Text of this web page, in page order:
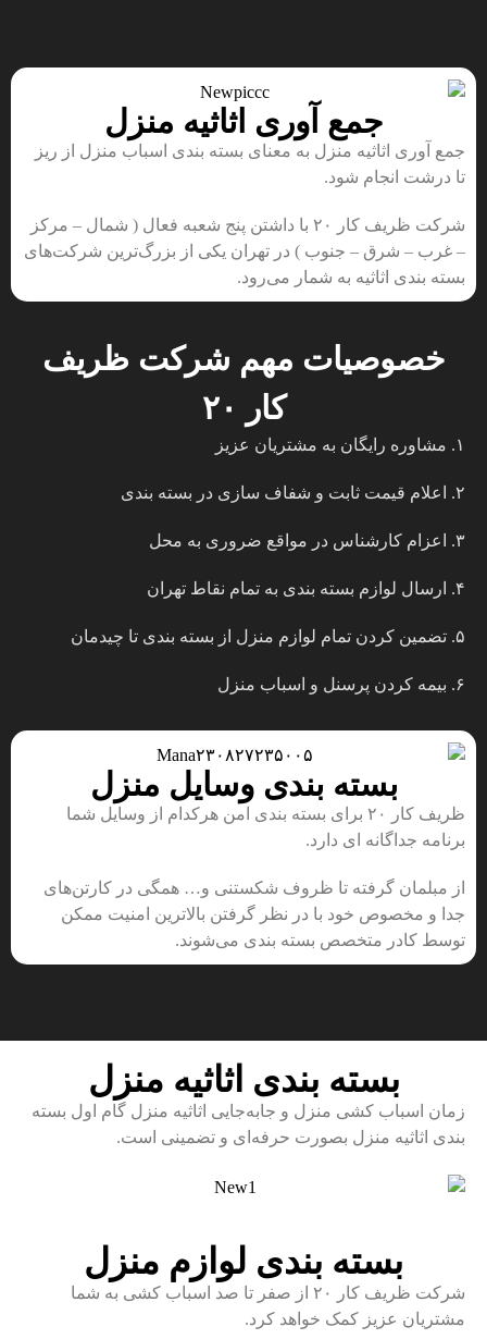
جمع آوری اثاثیه منزل
جمع آوری اثاثیه منزل به معنای بسته بندی اسباب منزل از ریز
تا درشت انجام شود.
شرکت ظریف کار ۲۰ با داشتن پنج شعبه فعال ( شمال – مرکز
– غرب – شرق – جنوب ) در تهران یکی از بزرگ‌ترین شرکت‌های
بسته بندی اثاثیه به شمار می‌رود.
خصوصیات مهم شرکت ظریف
کار ۲۰
۱. مشاوره رایگان به مشتریان عزیز
۲. اعلام قیمت ثابت و شفاف سازی در بسته بندی
۳. اعزام کارشناس در مواقع ضروری به محل
۴. ارسال لوازم بسته بندی به تمام نقاط تهران
۵. تضمین کردن تمام لوازم منزل از بسته بندی تا چیدمان
۶. بیمه کردن پرسنل و اسباب منزل
بسته بندی وسایل منزل
ظریف کار ۲۰ برای بسته بندی امن هرکدام از وسایل شما
برنامه جداگانه ای دارد.
از مبلمان گرفته تا ظروف شکستنی و… همگی در کارتن‌های
جدا و مخصوص خود با در نظر گرفتن بالاترین امنیت ممکن
توسط کادر متخصص بسته بندی می‌شوند.
بسته بندی اثاثیه منزل
زمان اسباب کشی منزل و جابه‌جایی اثاثیه منزل گام اول بسته
بندی اثاثیه منزل بصورت حرفه‌ای و تضمینی است.
بسته بندی لوازم منزل
شرکت ظریف کار ۲۰ از صفر تا صد اسباب کشی به شما
مشتریان عزیز کمک خواهد کرد.